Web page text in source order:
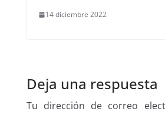
14 diciembre 2022
Deja una respuesta
Tu dirección de correo